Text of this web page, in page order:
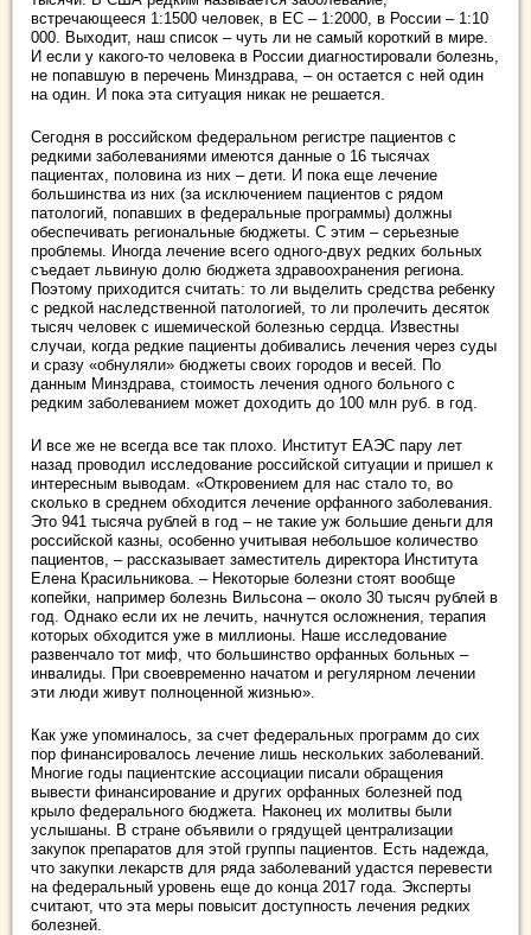
встречающееся 1:1500 человек, в ЕС – 1:2000, в России – 1:10
000. Выходит, наш список – чуть ли не самый короткий в мире.
И если у какого-то человека в России диагностировали болезнь,
не попавшую в перечень Минздрава, – он остается с ней один
на один. И пока эта ситуация никак не решается.
Сегодня в российском федеральном регистре пациентов с
редкими заболеваниями имеются данные о 16 тысячах
пациентах, половина из них – дети. И пока еще лечение
большинства из них (за исключением пациентов с рядом
патологий, попавших в федеральные программы) должны
обеспечивать региональные бюджеты. С этим – серьезные
проблемы. Иногда лечение всего одного-двух редких больных
съедает львиную долю бюджета здравоохранения региона.
Поэтому приходится считать: то ли выделить средства ребенку
с редкой наследственной патологией, то ли пролечить десяток
тысяч человек с ишемической болезнью сердца. Известны
случаи, когда редкие пациенты добивались лечения через суды
и сразу «обнуляли» бюджеты своих городов и весей. По
данным Минздрава, стоимость лечения одного больного с
редким заболеванием может доходить до 100 млн руб. в год.
И все же не всегда все так плохо. Институт ЕАЭС пару лет
назад проводил исследование российской ситуации и пришел к
интересным выводам. «Откровением для нас стало то, во
сколько в среднем обходится лечение орфанного заболевания.
Это 941 тысяча рублей в год – не такие уж большие деньги для
российской казны, особенно учитывая небольшое количество
пациентов, – рассказывает заместитель директора Института
Елена Красильникова. – Некоторые болезни стоят вообще
копейки, например болезнь Вильсона – около 30 тысяч рублей в
год. Однако если их не лечить, начнутся осложнения, терапия
которых обходится уже в миллионы. Наше исследование
развенчало тот миф, что большинство орфанных больных –
инвалиды. При своевременно начатом и регулярном лечении
эти люди живут полноценной жизнью».
Как уже упоминалось, за счет федеральных программ до сих
пор финансировалось лечение лишь нескольких заболеваний.
Многие годы пациентские ассоциации писали обращения
вывести финансирование и других орфанных болезней под
крыло федерального бюджета. Наконец их молитвы были
услышаны. В стране объявили о грядущей централизации
закупок препаратов для этой группы пациентов. Есть надежда,
что закупки лекарств для ряда заболеваний удастся перевести
на федеральный уровень еще до конца 2017 года. Эксперты
считают, что эта меры повысит доступность лечения редких
болезней.